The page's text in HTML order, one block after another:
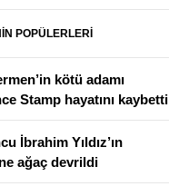
POPÜLERLERİ
kötü adamı
Stamp hayatını kaybetti
İbrahim Yıldız’ın
ağaç devrildi